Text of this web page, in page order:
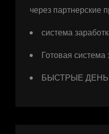
через партнерские
система
Готовая система
БЫСТРЫЕ